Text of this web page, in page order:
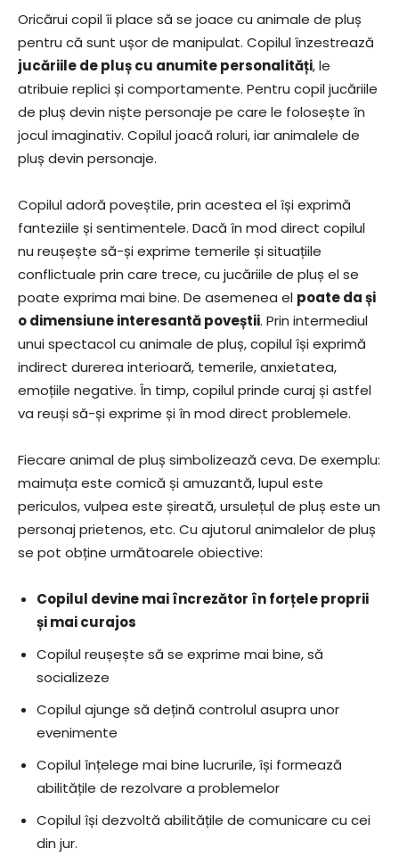
Oricărui copil îi place să se joace cu animale de pluș
pentru că sunt ușor de manipulat. Copilul înzestrează
jucăriile de pluș cu anumite personalități, le
atribuie replici și comportamente. Pentru copil jucăriile
de pluș devin niște personaje pe care le folosește în
jocul imaginativ. Copilul joacă roluri, iar animalele de
pluș devin personaje.
Copilul adoră poveștile, prin acestea el își exprimă
fanteziile și sentimentele. Dacă în mod direct copilul
nu reușește să-și exprime temerile și situațiile
conflictuale prin care trece, cu jucăriile de pluș el se
poate exprima mai bine. De asemenea el poate da și
o dimensiune interesantă poveștii. Prin intermediul
unui spectacol cu animale de pluș, copilul își exprimă
indirect durerea interioară, temerile, anxietatea,
emoțiile negative. În timp, copilul prinde curaj și astfel
va reuși să-și exprime și în mod direct problemele.
Fiecare animal de pluș simbolizează ceva. De exemplu:
maimuța este comică și amuzantă, lupul este
periculos, vulpea este șireată, ursulețul de pluș este un
personaj prietenos, etc. Cu ajutorul animalelor de pluș
se pot obține următoarele obiective:
Copilul devine mai încrezător în forțele proprii
și mai curajos
Copilul reușește să se exprime mai bine, să
socializeze
Copilul ajunge să dețină controlul asupra unor
evenimente
Copilul înțelege mai bine lucrurile, își formează
abilitățile de rezolvare a problemelor
Copilul își dezvoltă abilitățile de comunicare cu cei
din jur.